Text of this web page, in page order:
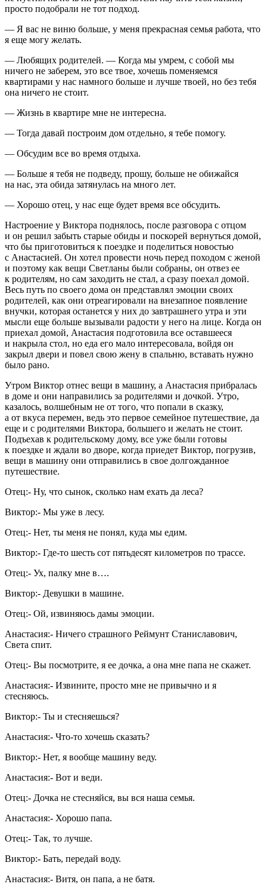
просто подобрали не тот подход.
— Я вас не виню больше, у меня прекрасная семья работа, что
я еще могу желать.
— Любящих родителей. — Когда мы умрем, с собой мы
ничего не заберем, это все твое, хочешь поменяемся
квартирами у нас намного больше и лучше твоей, но без тебя
она ничего не стоит.
— Жизнь в квартире мне не интересна.
— Тогда давай построим дом отдельно, я тебе помогу.
— Обсудим все во время отдыха.
— Больше я тебя не подведу, прошу, больше не обижайся
на нас, эта обида затянулась на много лет.
— Хорошо отец, у нас еще будет время все обсудить.
Настроение у Виктора поднялось, после разговора с отцом
и он решил забыть старые обиды и поскорей вернуться домой,
что бы приготовиться к поездке и поделиться новостью
с Анастасией. Он хотел провести ночь перед походом с женой
и поэтому как вещи Светланы были собраны, он отвез ее
к родителям, но сам заходить не стал, а сразу поехал домой.
Весь путь по своего дома он представлял эмоции своих
родителей, как они отреагировали на внезапное появление
внучки, которая останется у них до завтрашнего утра и эти
мысли еще больше вызывали радости у него на лице. Когда он
приехал домой, Анастасия подготовила все оставшееся
и накрыла стол, но еда его мало интересовала, войдя он
закрыл двери и повел свою жену в спальню, вставать нужно
было рано.
Утром Виктор отнес вещи в машину, а Анастасия прибралась
в доме и они направились за родителями и дочкой. Утро,
казалось, волшебным не от того, что попали в сказку,
а от вкуса перемен, ведь это первое семейное путешествие, да
еще и с родителями Виктора, большего и желать не стоит.
Подъехав к родительскому дому, все уже были готовы
к поездке и ждали во дворе, когда приедет Виктор, погрузив,
вещи в машину они отправились в свое долгожданное
путешествие.
Отец:- Ну, что сынок, сколько нам ехать да леса?
Виктор:- Мы уже в лесу.
Отец:- Нет, ты меня не понял, куда мы едим.
Виктор:- Где-то шесть сот пятьдесят километров по трассе.
Отец:- Ух, палку мне в….
Виктор:- Девушки в машине.
Отец:- Ой, извиняюсь дамы эмоции.
Анастасия:- Ничего страшного Реймунт Станиславович,
Света спит.
Отец:- Вы посмотрите, я ее дочка, а она мне папа не скажет.
Анастасия:- Извините, просто мне не привычно и я
стесняюсь.
Виктор:- Ты и стесняешься?
Анастасия:- Что-то хочешь сказать?
Виктор:- Нет, я вообще машину веду.
Анастасия:- Вот и веди.
Отец:- Дочка не стесняйся, вы вся наша семья.
Анастасия:- Хорошо папа.
Отец:- Так, то лучше.
Виктор:- Бать, передай воду.
Анастасия:- Витя, он папа, а не батя.